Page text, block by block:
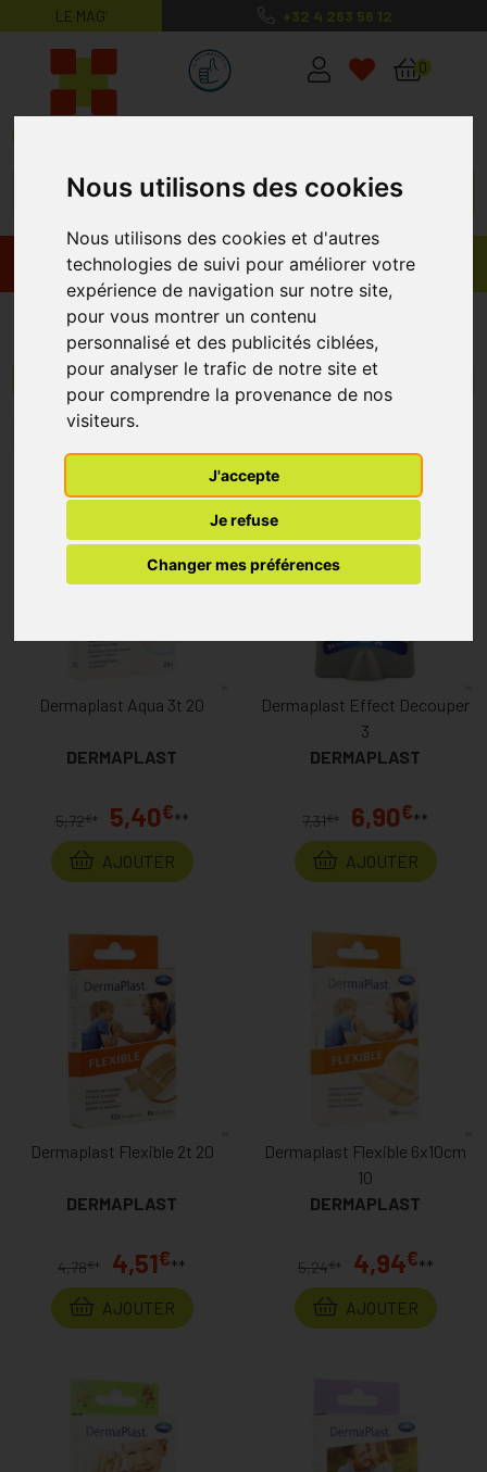
Nous utilisons des cookies
Nous utilisons des cookies et d'autres
technologies de suivi pour améliorer votre
expérience de navigation sur notre site,
pour vous montrer un contenu
personnalisé et des publicités ciblées,
pour analyser le trafic de notre site et
pour comprendre la provenance de nos
visiteurs.
J'accepte
Je refuse
Changer mes préférences
LE MAG’ +32 4 263 56 12
MaPharmacie.be ma santé, mes
0
Promos Produits
Dermaplast
Menu/Filtres
Dermaplast Aqua 3t 20
DERMAPLAST
5,72€ * 5,40€**
AJOUTER
Dermaplast Effect Decouper
3
DERMAPLAST
7,31€* 6,90€**
AJOUTER
Dermaplast Flexible 2t 20
DERMAPLAST
4,78€* 4,51€**
AJOUTER
Dermaplast Flexible 6x10cm
10
DERMAPLAST
5,24€ * 4,94€**
AJOUTER